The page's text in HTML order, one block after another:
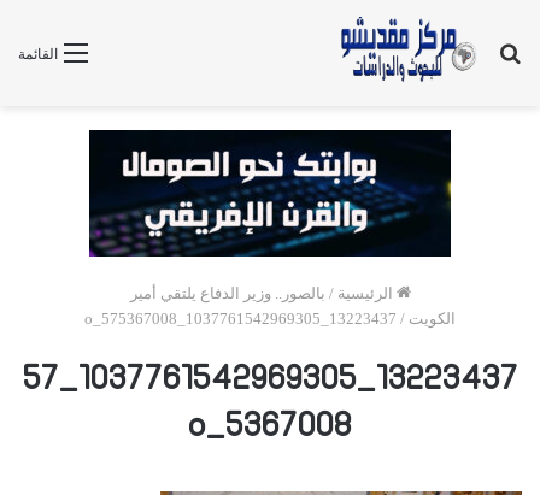
القائمة
بحث
الرئيسية / بالصور.. وزير الدفاع يلتقي أمير
الكويت /
13223437_1037761542969305_575367008_o
13223437_1037761542969305_57
5367008_o